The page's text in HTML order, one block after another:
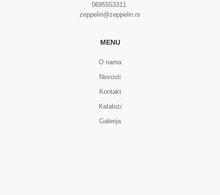
0695553311
zeppelin@zeppelin.rs
MENU
O nama
Novosti
Kontakt
Katalozi
Galerija